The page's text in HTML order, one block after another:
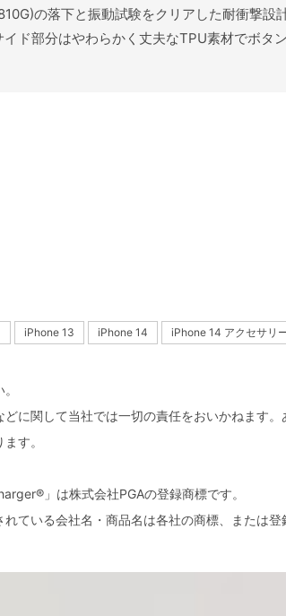
の落下と振動試験をクリアした耐衝撃
ド部分はやわらかく丈夫なTPU素材でボ
iPhone 13 iPhone 14 iPhone 14 アクセサリ
に関して当社では一切の責任をおいかねます。
す。
」は株式会社PGAの登録商標です。
ている会社名・商品名は各社の商標、または登